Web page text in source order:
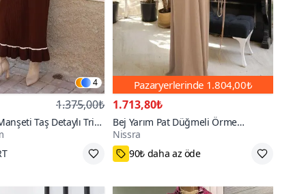
4
1.375,00₺
Taş Detaylı Triko
Pazaryerlerinde 1.804,00₺
1.713,80₺
Bej Yarım Pat Düğmeli Örme
Tesettür Elbise
Nissra
1,2,3